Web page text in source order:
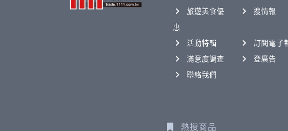
旅遊美食優
惠
搜情報
活動特輯
訂閱電子
滿意度調查
登廣告
聯絡我們
熱搜商品